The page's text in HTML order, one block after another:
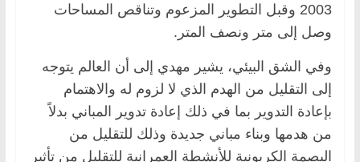
2003 وقبل التطوير المزعوم وتناقص المساحات
وصل إلى متر ونصف المتر.
وفي الشق البيئي، يشير مهدي إلى أن العالم يتوجه
إلى التقليل من الهدم الذي لا لزوم له والاهتمام
بإعادة التدوير بما في ذلك إعادة تدوير المباني بدلاً
من هدمها وبناء مباني جديدة وذلك للتقليل من
البصمة الكربونية للأنشطة العمرانية للتقليل من تأثير